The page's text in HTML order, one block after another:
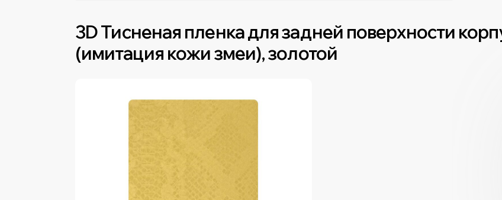
3D Тисненая пленка для задней поверхности
(имитация кожи змеи), золотой